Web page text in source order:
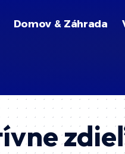
Domov & Záhrada